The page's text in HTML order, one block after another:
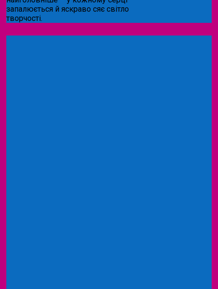
запалюється й яскраво сяє світло
творчості.